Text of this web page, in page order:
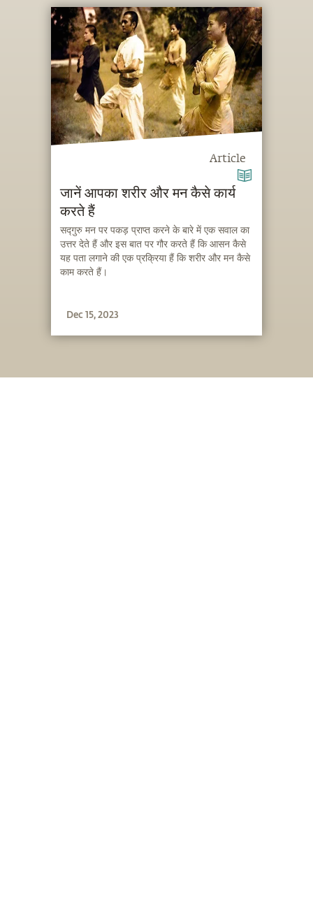
Article
जानें आपका शरीर और मन कैसे कार्य
करते हैं
सद्गुरु मन पर पकड़ प्राप्त करने के बारे में एक सवाल का
उत्तर देते हैं और इस बात पर गौर करते हैं कि आसन कैसे
यह पता लगाने की एक प्रक्रिया हैं कि शरीर और मन कैसे
काम करते हैं।
Dec 15, 2023